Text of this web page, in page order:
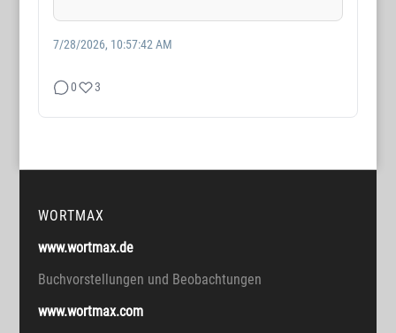
7/28/2026, 10:57:42 AM
0 3
WORTMAX
www.wortmax.de
Buchvorstellungen und Beobachtungen
www.wortmax.com